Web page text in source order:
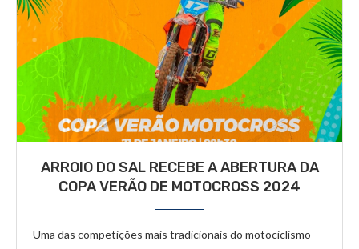
ARROIO DO SAL RECEBE A ABERTURA DA
COPA VERÃO DE MOTOCROSS 2024
Uma das competições mais tradicionais do motociclismo